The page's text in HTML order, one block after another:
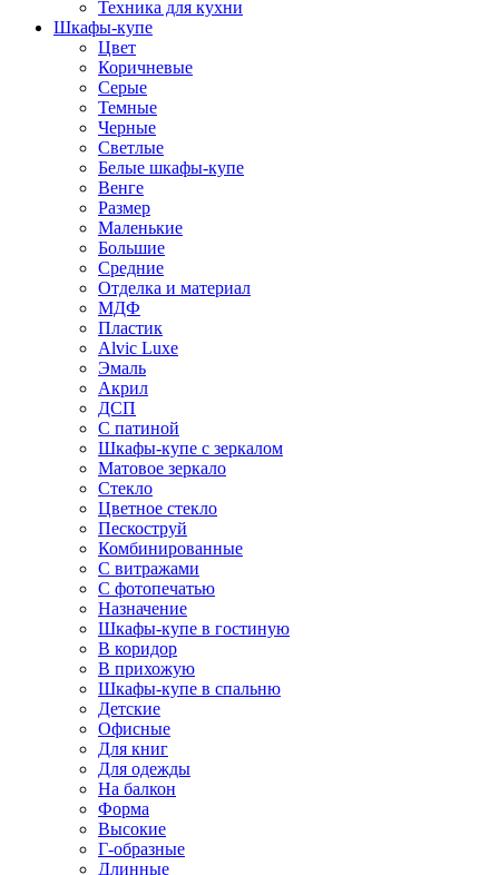
Техника для кухни
Шкафы-купе
Цвет
Коричневые
Серые
Темные
Черные
Светлые
Белые шкафы-купе
Венге
Размер
Маленькие
Большие
Средние
Отделка и материал
МДФ
Пластик
Alvic Luxe
Эмаль
Акрил
ДСП
С патиной
Шкафы-купе с зеркалом
Матовое зеркало
Стекло
Цветное стекло
Пескоструй
Комбинированные
С витражами
С фотопечатью
Назначение
Шкафы-купе в гостиную
В коридор
В прихожую
Шкафы-купе в спальню
Детские
Офисные
Для книг
Для одежды
На балкон
Форма
Высокие
Г-образные
Длинные